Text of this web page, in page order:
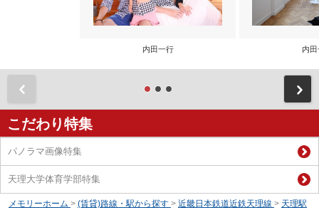
内田一行 内
こだわり特集
パノラマ画像特集
天理大学体育学部特集
メモリーホーム > (賃貸)路線・駅から探す > 近畿日本鉄道近鉄天理線 > 天理駅